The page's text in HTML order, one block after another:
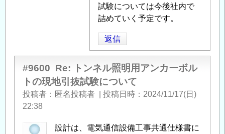
ル
ト
現
地
引
抜
試
献」
試験については今後社内で
詰めていく予定です。
返信
#9600 Re: トンネル照明用アンカーボル
トの現地引抜試験について
投稿者 匿名投稿者 投稿日時
2024/11/17(日)
22:38
設計は、電気通信設備工事共通仕様書に